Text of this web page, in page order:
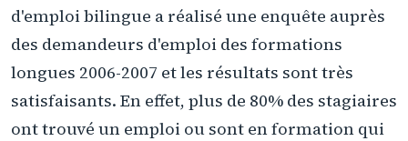
d'emploi bilingue a réalisé une enquête auprès
des demandeurs d'emploi des formations
longues 2006-2007 et les résultats sont très
satisfaisants. En effet, plus de 80% des stagiaires
ont trouvé un emploi ou sont en formation qui